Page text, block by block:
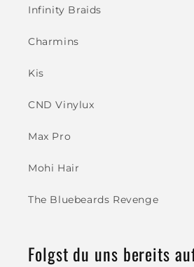
Infinity Braids
Charmins
Kis
CND Vinylux
Max Pro
Mohi Hair
The Bluebeards Revenge
Folgst du uns bereits